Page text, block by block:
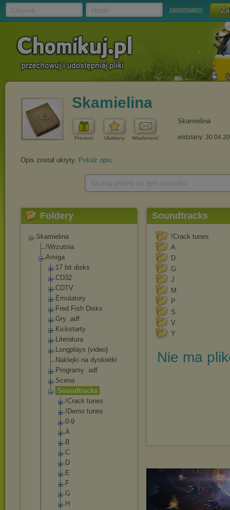
zapomniałem
Skamielina
Prezent Ulubiony Wiadomość
Skamielina
widziany:
Opis został ukryty. Pokaż opis
Foldery
Skamielina
!Wrzutnia
Amiga
17 bit disks
CD32
CDTV
Emulatory
Fred Fish Disks
Gry .adf
Kickstarty
Literatura
Longplays (video)
Naklejki na dyskietki
Programy .adf
Scena
Soundtracks
!Crack tunes
!Demo tunes
0-9
A
B
C
D
E
F
G
H
Soundtracks
!Crack tunes
A
D
G
J
M
P
S
V
Y
Nie ma